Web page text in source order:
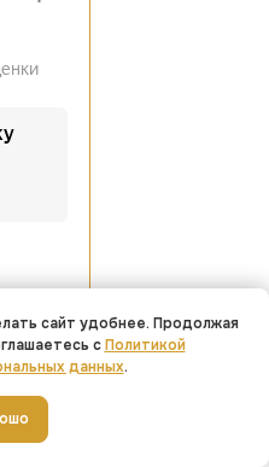
сайт удобнее. Продолжая
сПолитикой
данных.
корзину